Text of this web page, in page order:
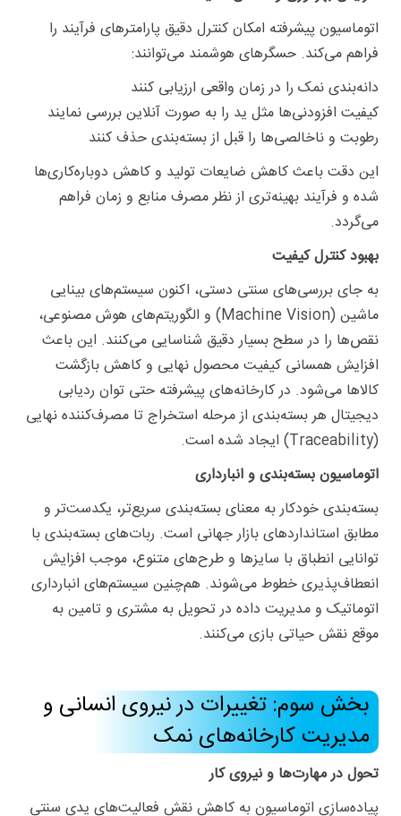
اتوماسیون پیشرفته امکان کنترل دقیق پارامترهای فرآیند را
فراهم می‌کند. حسگرهای هوشمند می‌توانند:
دانه‌بندی نمک را در زمان واقعی ارزیابی کنند
کیفیت افزودنی‌ها مثل ید را به صورت آنلاین بررسی نمایند
رطوبت و ناخالصی‌ها را قبل از بسته‌بندی حذف کنند
این دقت باعث کاهش ضایعات تولید و کاهش دوباره‌کاری‌ها
شده و فرآیند بهینه‌تری از نظر مصرف منابع و زمان فراهم
می‌گردد.
بهبود کنترل کیفیت
به جای بررسی‌های سنتی دستی، اکنون سیستم‌های بینایی
ماشین (Machine Vision) و الگوریتم‌های هوش مصنوعی،
نقص‌ها را در سطح بسیار دقیق شناسایی می‌کنند. این باعث
افزایش همسانی کیفیت محصول نهایی و کاهش بازگشت
کالاها می‌شود. در کارخانه‌های پیشرفته حتی توان ردیابی
دیجیتال هر بسته‌بندی از مرحله استخراج تا مصرف‌کننده نهایی
(Traceability) ایجاد شده است.
اتوماسیون بسته‌بندی و انبارداری
بسته‌بندی خودکار به معنای بسته‌بندی سریع‌تر، یکدست‌تر و
مطابق استانداردهای بازار جهانی است. ربات‌های بسته‌بندی با
توانایی انطباق با سایزها و طرح‌های متنوع، موجب افزایش
انعطاف‌پذیری خطوط می‌شوند. هم‌چنین سیستم‌های انبارداری
اتوماتیک و مدیریت داده در تحویل به مشتری و تامین به
موقع نقش حیاتی بازی می‌کنند.
بخش سوم: تغییرات در نیروی انسانی و
مدیریت کارخانه‌های نمک
تحول در مهارت‌ها و نیروی کار
پیاده‌سازی اتوماسیون به کاهش نقش فعالیت‌های یدی سنتی